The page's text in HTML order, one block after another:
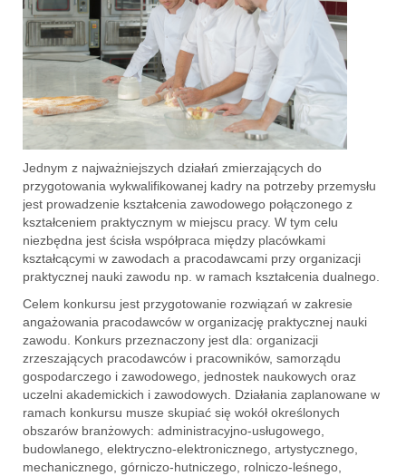
Jednym z najważniejszych działań zmierzających do
przygotowania wykwalifikowanej kadry na potrzeby przemysłu
jest prowadzenie kształcenia zawodowego połączonego z
kształceniem praktycznym w miejscu pracy. W tym celu
niezbędna jest ścisła współpraca między placówkami
kształcącymi w zawodach a pracodawcami przy organizacji
praktycznej nauki zawodu np. w ramach kształcenia dualnego.
Celem konkursu jest przygotowanie rozwiązań w zakresie
angażowania pracodawców w organizację praktycznej nauki
zawodu. Konkurs przeznaczony jest dla: organizacji
zrzeszających pracodawców i pracowników, samorządu
gospodarczego i zawodowego, jednostek naukowych oraz
uczelni akademickich i zawodowych. Działania zaplanowane w
ramach konkursu musze skupiać się wokół określonych
obszarów branżowych: administracyjno-usługowego,
budowlanego, elektryczno-elektronicznego, artystycznego,
mechanicznego, górniczo-hutniczego, rolniczo-leśnego,